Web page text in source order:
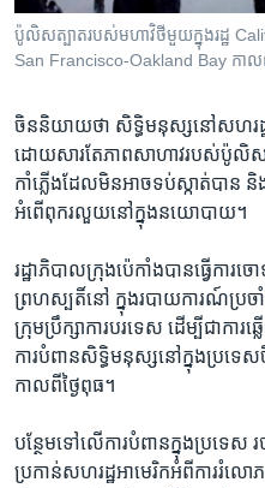
ចូល​
ទៅ​
ទំព័រ​
បណ្តាញ​សង្គម
ភាសា
ប៉ូលិស​ត្បាត​របស់​មហាវិថី​មួយ​ក្នុង​រដ្ឋ
San Francisco-Oakland Bay កាល
ចិន​និយាយ​ថា សិទ្ធិ​មនុស្ស​នៅ​សហរដ្ឋ​
ដោយ​សារ​តែ​ភាពសាហាវ​របស់​ប៉ូលិស
កាំភ្លើង​ដែល​មិន​អាច​ទប់​ស្កាត់​បាន
អំពើ​ពុករលួយ​នៅ​ក្នុង​នយោបាយ។
រដ្ឋាភិបាល​ក្រុង​ប៉េកាំង​បាន​ធ្វើ​ការ​ច
ព្រហស្បតិ៍​នៅ ក្នុង​របាយការណ៍​ប្រ
ក្រុមប្រឹក្សា​ការបរទេស​ ដើម្បី​ជា​កា
ការ​បំពាន​សិទ្ធិ​មនុស្ស​នៅ​ក្នុង​ប្រទេ
កាល​ពី​ថ្ងៃ​ពុធ។​
បន្ថែម​ទៅ​លើ​ការ​បំពាន​ក្នុង​ប្រទេ
ប្រកាន់​សហរដ្ឋ​អាមេរិក​អំពី​ការរំ